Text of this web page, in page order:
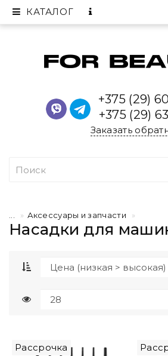
КАТАЛОГ
+375 (29)
+375 (29)
Заказать
Аксессуары и запчасти
Насадки для
Рассрочка